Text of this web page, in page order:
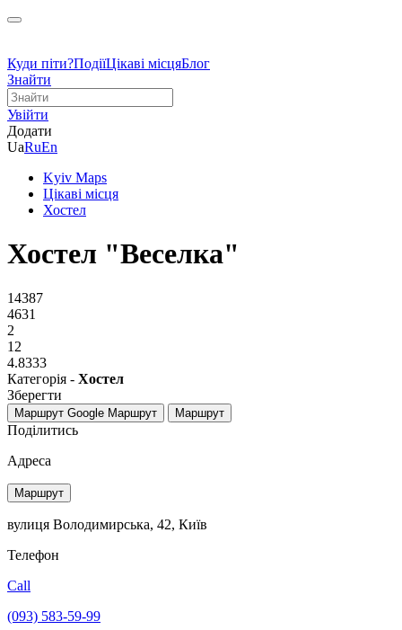
Куди піти?ПодіїЦікаві місцяБлог
Знайти
Увійти
Додати
UaRuEn
Kyiv Maps
Цікаві місця
Хостел
Хостел "Веселка"
14387
4631
2
12
4.8333
Категорія - Хостел
Зберегти
Маршрут Google Маршрут Маршрут
Поділитись
Адреса
Маршрут
вулиця Володимирська, 42, Київ
Телефон
Call
(093) 583-59-99